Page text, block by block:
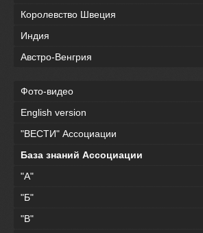
Королевство Швеция
Индия
Австро-Венгрия
Фото-видео
English version
"ВЕСТИ" Ассоциации
База знаний Ассоциации
"А"
"Б"
"В"